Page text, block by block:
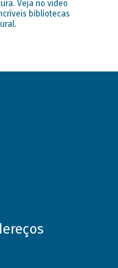
Veja no vídeo
bibliotecas